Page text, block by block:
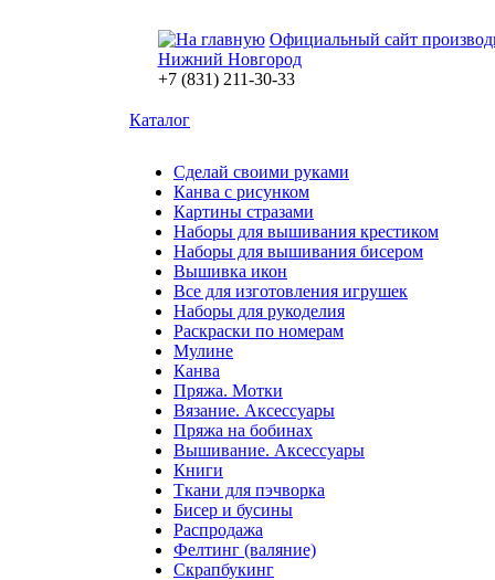
Официальный сайт
Нижний Новгород
+7 (831) 211-30-33
Каталог
Сделай своими руками
Канва с рисунком
Картины стразами
Наборы для вышивания крестиком
Наборы для вышивания бисером
Вышивка икон
Все для изготовления игрушек
Наборы для рукоделия
Раскраски по номерам
Мулине
Канва
Пряжа. Мотки
Вязание. Аксессуары
Пряжа на бобинах
Вышивание. Аксессуары
Книги
Ткани для пэчворка
Бисер и бусины
Распродажа
Фелтинг (валяние)
Скрапбукинг